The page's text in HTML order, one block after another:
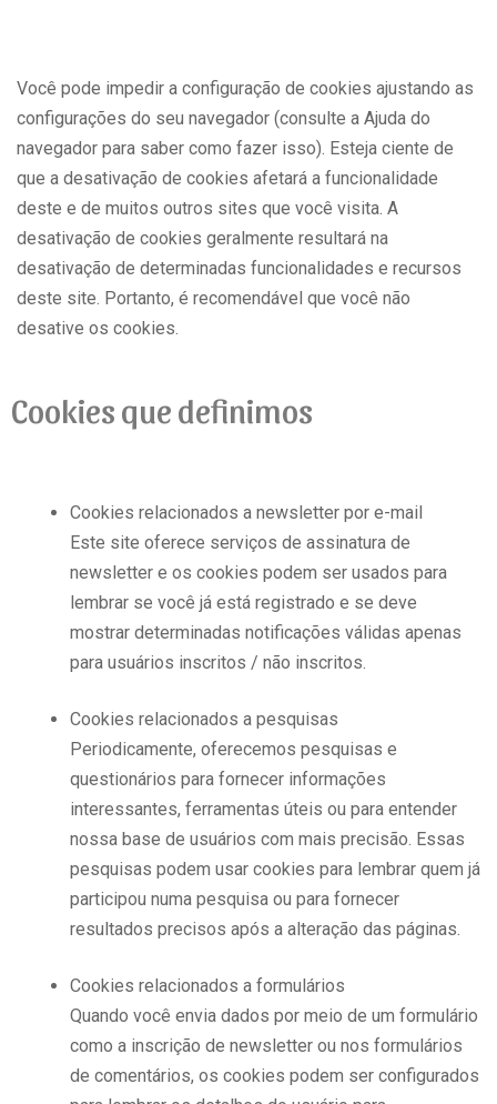
Você pode impedir a configuração de cookies ajustando as
configurações do seu navegador (consulte a Ajuda do
navegador para saber como fazer isso). Esteja ciente de
que a desativação de cookies afetará a funcionalidade
deste e de muitos outros sites que você visita. A
desativação de cookies geralmente resultará na
desativação de determinadas funcionalidades e recursos
deste site. Portanto, é recomendável que você não
desative os cookies.
Cookies que definimos
Cookies relacionados a newsletter por e-mail
Este site oferece serviços de assinatura de
newsletter e os cookies podem ser usados para
lembrar se você já está registrado e se deve
mostrar determinadas notificações válidas apenas
para usuários inscritos / não inscritos.
Cookies relacionados a pesquisas
Periodicamente, oferecemos pesquisas e
questionários para fornecer informações
interessantes, ferramentas úteis ou para entender
nossa base de usuários com mais precisão. Essas
pesquisas podem usar cookies para lembrar quem já
participou numa pesquisa ou para fornecer
resultados precisos após a alteração das páginas.
Cookies relacionados a formulários
Quando você envia dados por meio de um formulário
como a inscrição de newsletter ou nos formulários
de comentários, os cookies podem ser configurados